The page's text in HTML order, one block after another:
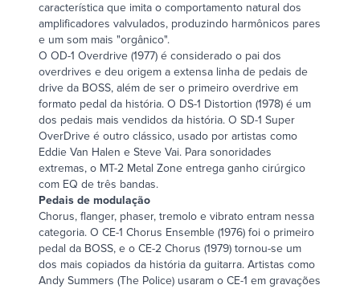
característica que imita o comportamento natural dos
amplificadores valvulados, produzindo harmônicos pares
e um som mais "orgânico".
O OD-1 Overdrive (1977) é considerado o pai dos
overdrives e deu origem a extensa linha de pedais de
drive da BOSS, além de ser o primeiro overdrive em
formato pedal da história. O DS-1 Distortion (1978) é um
dos pedais mais vendidos da história. O SD-1 Super
OverDrive é outro clássico, usado por artistas como
Eddie Van Halen e Steve Vai. Para sonoridades
extremas, o MT-2 Metal Zone entrega ganho cirúrgico
com EQ de três bandas.
Pedais de modulação
Chorus, flanger, phaser, tremolo e vibrato entram nessa
categoria. O CE-1 Chorus Ensemble (1976) foi o primeiro
pedal da BOSS, e o CE-2 Chorus (1979) tornou-se um
dos mais copiados da história da guitarra. Artistas como
Andy Summers (The Police) usaram o CE-1 em gravações